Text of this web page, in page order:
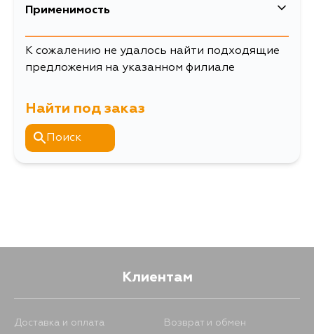
EAN-13
Товарная группа воздушные фильтры
Применимость
К сожалению не удалось найти подходящие
предложения на указанном филиале
Найти под заказ
Поиск
Клиентам
Доставка и оплата Возврат и обмен